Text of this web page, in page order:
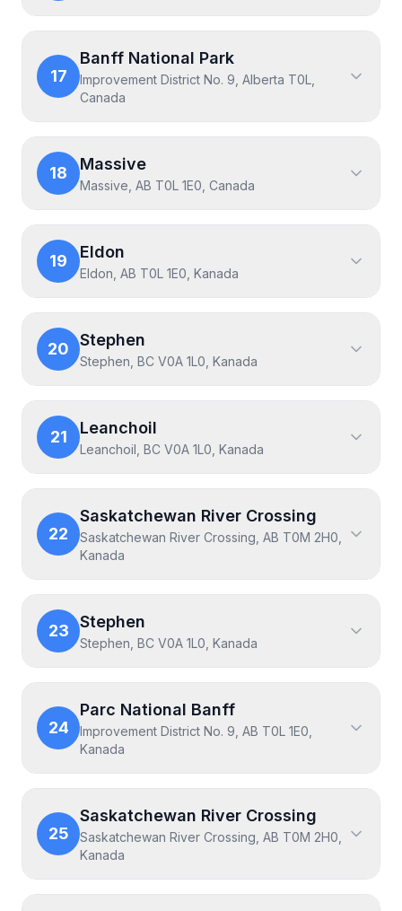
17
Banff National Park
Improvement District No. 9, Alberta T0L,
Canada
18 Massive
Massive, AB T0L 1E0, Canada
19 Eldon
Eldon, AB T0L 1E0, Kanada
20 Stephen
Stephen, BC V0A 1L0, Kanada
21 Leanchoil
Leanchoil, BC V0A 1L0, Kanada
22
Saskatchewan River Crossing
Saskatchewan River Crossing, AB T0M 2H0,
Kanada
23 Stephen
Stephen, BC V0A 1L0, Kanada
24
Parc National Banff
Improvement District No. 9, AB T0L 1E0,
Kanada
25
Saskatchewan River Crossing
Saskatchewan River Crossing, AB T0M 2H0,
Kanada